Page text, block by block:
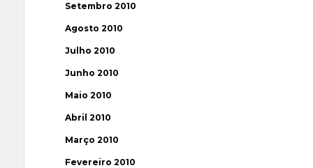
Setembro 2010
Agosto 2010
Julho 2010
Junho 2010
Maio 2010
Abril 2010
Março 2010
Fevereiro 2010